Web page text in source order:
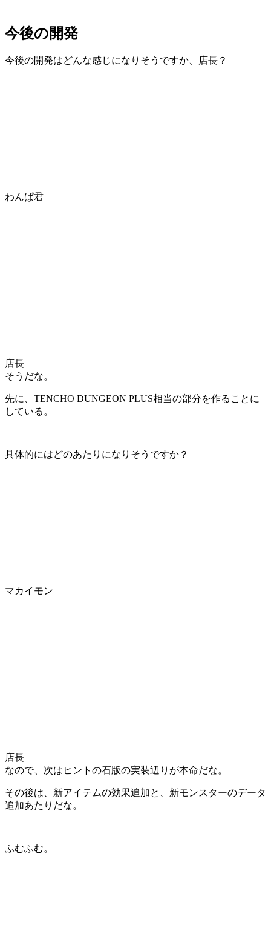
今後の開発
今後の開発はどんな感じになりそうですか、店長？
わんぱ君
店長
そうだな。
先に、TENCHO DUNGEON PLUS相当の部分を作ることに
している。
具体的にはどのあたりになりそうですか？
マカイモン
店長
なので、次はヒントの石版の実装辺りが本命だな。
その後は、新アイテムの効果追加と、新モンスターのデータ
追加あたりだな。
ふむふむ。